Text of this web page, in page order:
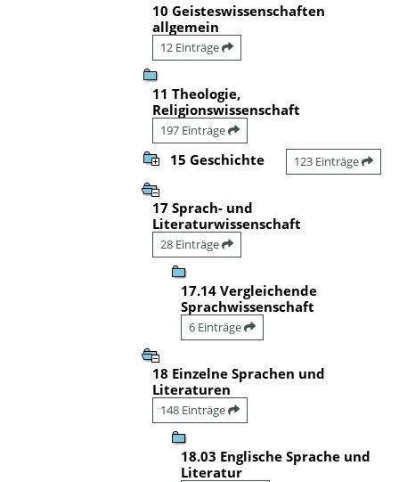
10 Geisteswissenschaften
allgemein
12 Einträge
11 Theologie,
Religionswissenschaft
197 Einträge
15 Geschichte 123 Einträge
17 Sprach- und
Literaturwissenschaft
28 Einträge
17.14 Vergleichende
Sprachwissenschaft
6 Einträge
18 Einzelne Sprachen und
Literaturen
148 Einträge
18.03 Englische Sprache und
Literatur